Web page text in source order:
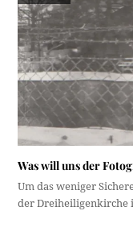
Was will uns der
Um das weniger
der Dreiheiligenkirche